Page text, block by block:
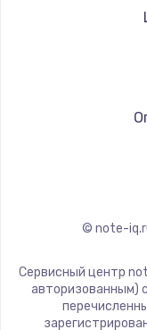
© note-
Сервисный центр
авторизованным)